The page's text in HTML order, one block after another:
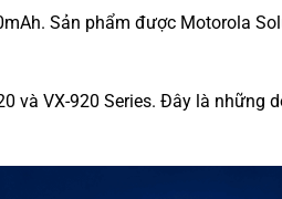
Sản phẩm được Motorola
và VX-920 Series. Đây là những